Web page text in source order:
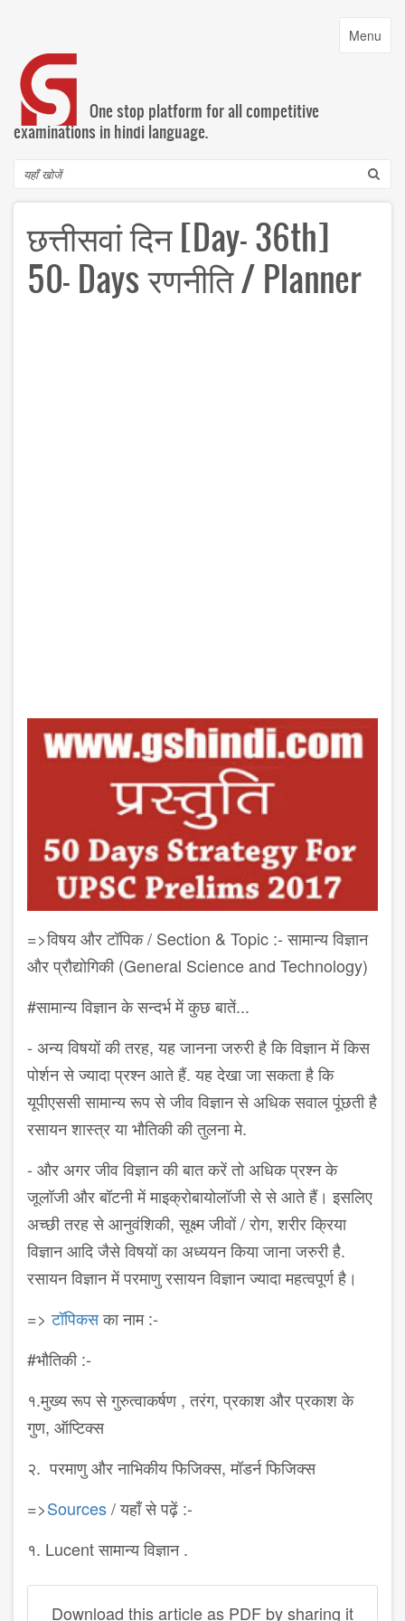
content
Toggle
Menu
One stop platform for all competitive
examinations in hindi language.
Search
छत्तीसवां दिन [Day- 36th]
‎50- Days‬ ‪‎रणनीति‬ ‪/ Planner‬
=>विषय और टॉपिक / Section & Topic :- सामान्य विज्ञान
और प्रौद्योगिकी (General Science and Technology)
#सामान्य विज्ञान के सन्दर्भ में कुछ बातें...
- अन्य विषयों की तरह, यह जानना जरुरी है कि विज्ञान में किस
पोर्शन से ज्यादा प्रश्न आते हैं. यह देखा जा सकता है कि
यूपीएससी सामान्य रूप से जीव विज्ञान से अधिक सवाल पूंछती है
रसायन शास्त्र या भौतिकी की तुलना मे.
- और अगर जीव विज्ञान की बात करें तो अधिक प्रश्न के
जूलॉजी और बॉटनी में माइक्रोबायोलॉजी से से आते हैं। इसलिए
अच्छी तरह से आनुवंशिकी, सूक्ष्म जीवों / रोग, शरीर क्रिया
विज्ञान आदि जैसे विषयों का अध्ययन किया जाना जरुरी है.
रसायन विज्ञान में परमाणु रसायन विज्ञान ज्यादा महत्वपूर्ण है।
=>‪टॉपिकसका नाम :-
#भौतिकी :-
१.मुख्य रूप से गुरुत्वाकर्षण , तरंग, प्रकाश और प्रकाश के
गुण, ऑप्टिक्स
२. परमाणु और नाभिकीय फिजिक्स, मॉडर्न फिजिक्स
=>‎Sources/ यहाँ से पढ़ें :-
१. Lucent सामान्य विज्ञान .
Download this article as PDF by sharing it